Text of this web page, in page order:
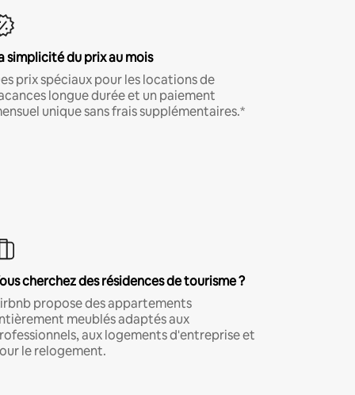
simplicité du prix au mois
prix spéciaux pour les locations de
longue durée et un paiement
unique sans frais supplémentaires.*
cherchez des résidences de tourisme ?
propose des appartements
meublés adaptés aux
aux logements d'entreprise et
le relogement.